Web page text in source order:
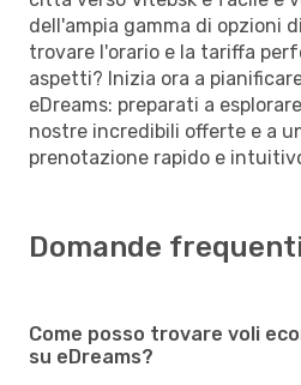
dell'ampia gamma di opzioni
trovare l'orario e la tariffa
aspetti? Inizia ora a
eDreams: preparati a
nostre incredibili offerte e a
prenotazione rapido e
Domande
Come posso trovare voli
su eDreams?